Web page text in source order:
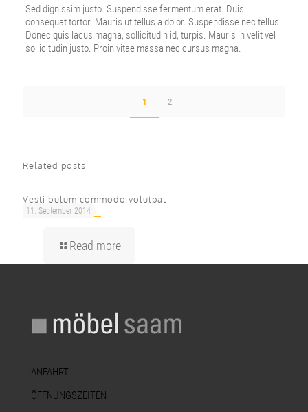
Sed dignissim justo. Suspendisse fermentum erat. Duis
consequat tortor. Mauris ut tellus a dolor. Suspendisse nec tellus.
Donec quis lacus magna, sollicitudin id, turpis. Mauris in velit vel
sollicitudin justo. Proin vitae massa nec cursus magna.
1 2
Related posts
11. September 2014
Vesti bulum commodo volutpat
Read more
ANFAHRT
ÖFFNUNGSZEITEN